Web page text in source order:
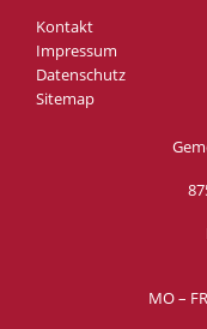
Kontakt
Impressum
Datenschutz
Sitemap
MO –